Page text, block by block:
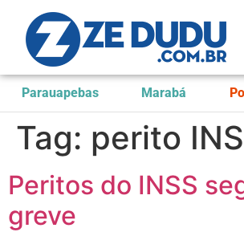
Parauapebas Marabá
Tag: perito
Peritos do INSS
greve